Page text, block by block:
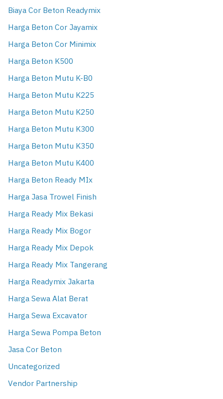
Biaya Cor Beton Readymix
Harga Beton Cor Jayamix
Harga Beton Cor Minimix
Harga Beton K500
Harga Beton Mutu K-B0
Harga Beton Mutu K225
Harga Beton Mutu K250
Harga Beton Mutu K300
Harga Beton Mutu K350
Harga Beton Mutu K400
Harga Beton Ready MIx
Harga Jasa Trowel Finish
Harga Ready Mix Bekasi
Harga Ready Mix Bogor
Harga Ready Mix Depok
Harga Ready Mix Tangerang
Harga Readymix Jakarta
Harga Sewa Alat Berat
Harga Sewa Excavator
Harga Sewa Pompa Beton
Jasa Cor Beton
Uncategorized
Vendor Partnership